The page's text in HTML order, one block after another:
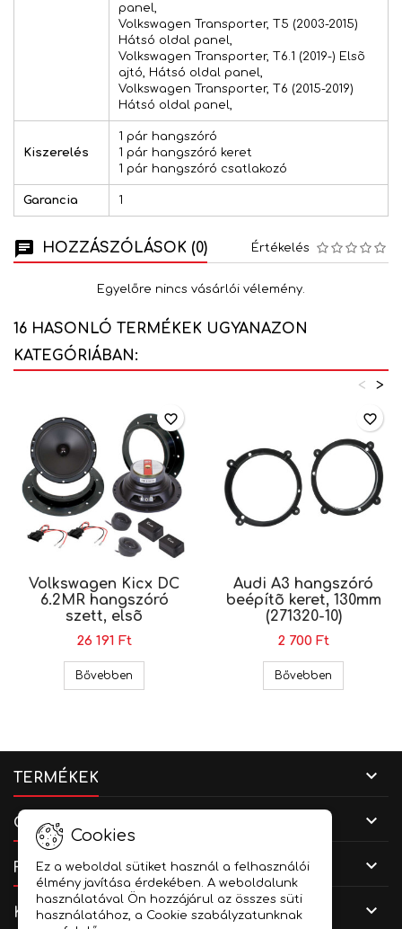
panel,
Volkswagen Transporter, T5 (2003-2015)
Hátsó oldal panel,
Volkswagen Transporter, T6.1 (2019-) Elsõ
ajtó, Hátsó oldal panel,
Volkswagen Transporter, T6 (2015-2019)
Hátsó oldal panel,
Kiszerelés
1 pár hangszóró
1 pár hangszóró keret
1 pár hangszóró csatlakozó
Garancia 1
HOZZÁSZÓLÁSOK (0) Értékelés
Egyelőre nincs vásárlói vélemény.
16 HASONLÓ TERMÉKEK UGYANAZON
KATEGÓRIÁBAN:
>
<
Volkswagen Kicx DC
6.2MR hangszóró
szett, elsõ
26 191 Ft
Bővebben Volkswagen Kicx DC 6.2MR hangszóró szett,
favorite_border
Audi A3 hangszóró
beépítõ keret, 130mm
(271320-10)
2 700 Ft
Bővebben
favorite_border
TERMÉKEK 
CÉGADATOK 
FIÓKOD 
KAPCSOLAT 
Cookies
Ez a weboldal sütiket használ a felhasználói
élmény javítása érdekében. A weboldalunk
használatával Ön hozzájárul az összes süti
használatához, a Cookie szabályzatunknak